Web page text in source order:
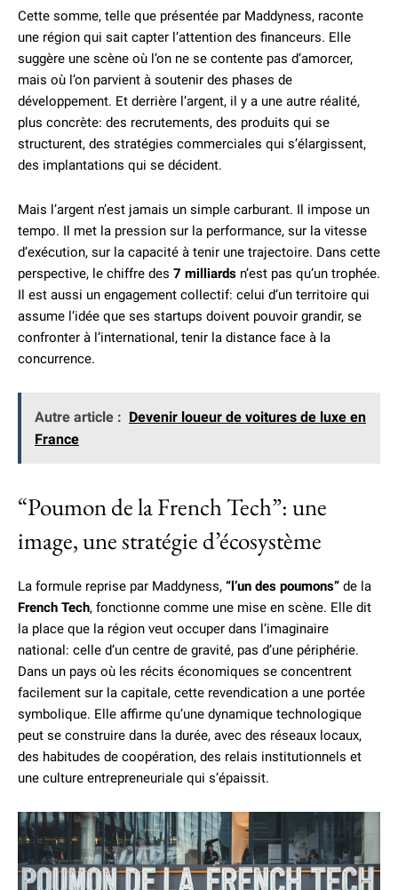
Cette somme, telle que présentée par Maddyness, raconte
une région qui sait capter l’attention des financeurs. Elle
suggère une scène où l’on ne se contente pas d’amorcer,
mais où l’on parvient à soutenir des phases de
développement. Et derrière l’argent, il y a une autre réalité,
plus concrète: des recrutements, des produits qui se
structurent, des stratégies commerciales qui s’élargissent,
des implantations qui se décident.
Mais l’argent n’est jamais un simple carburant. Il impose un
tempo. Il met la pression sur la performance, sur la vitesse
d’exécution, sur la capacité à tenir une trajectoire. Dans cette
perspective, le chiffre des 7 milliards n’est pas qu’un trophée.
Il est aussi un engagement collectif: celui d’un territoire qui
assume l’idée que ses startups doivent pouvoir grandir, se
confronter à l’international, tenir la distance face à la
concurrence.
Autre article : Devenir loueur de voitures de luxe en
France
“Poumon de la French Tech”: une
image, une stratégie d’écosystème
La formule reprise par Maddyness, “l’un des poumons” de la
French Tech, fonctionne comme une mise en scène. Elle dit
la place que la région veut occuper dans l’imaginaire
national: celle d’un centre de gravité, pas d’une périphérie.
Dans un pays où les récits économiques se concentrent
facilement sur la capitale, cette revendication a une portée
symbolique. Elle affirme qu’une dynamique technologique
peut se construire dans la durée, avec des réseaux locaux,
des habitudes de coopération, des relais institutionnels et
une culture entrepreneuriale qui s’épaissit.